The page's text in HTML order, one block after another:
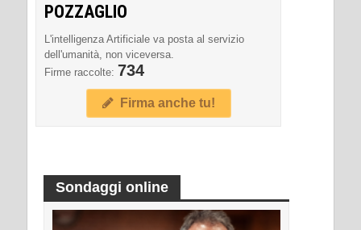
POZZAGLIO
L'intelligenza Artificiale va posta al servizio
dell'umanità, non viceversa.
Firme raccolte: 734
Firma anche tu!
Sondaggi online